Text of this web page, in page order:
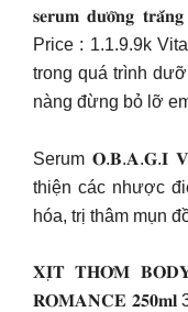
𝐬𝐞𝐫𝐮𝐦 𝐝𝐮̛𝐨̛̃𝐧𝐠
Price : 1.1.9.9k
trong quá trình
nàng đừng bỏ lỡ
Serum 𝐎.𝐁.𝐀.𝐆.𝐈
thiện các nhược
hóa, trị thâm mụn
𝐗𝐈̣𝐓 𝐓𝐇𝐎̛𝐌
𝐑𝐎𝐌𝐀𝐍𝐂𝐄 𝟐𝟓𝟎𝐦𝐥